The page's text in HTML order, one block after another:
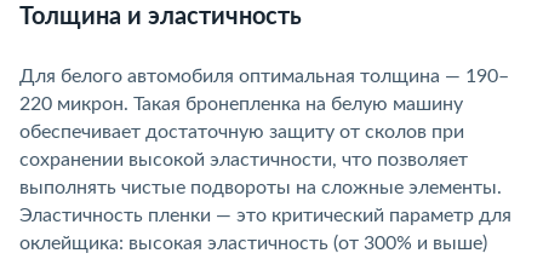
Толщина и эластичность
Для белого автомобиля оптимальная толщина — 190–
220 микрон. Такая бронепленка на белую машину
обеспечивает достаточную защиту от сколов при
сохранении высокой эластичности, что позволяет
ыполнять чистые подвороты на сложные элементы.
Эластичность пленки — это критический параметр для
оклейщика: высокая эластичность (от 300% и выше)